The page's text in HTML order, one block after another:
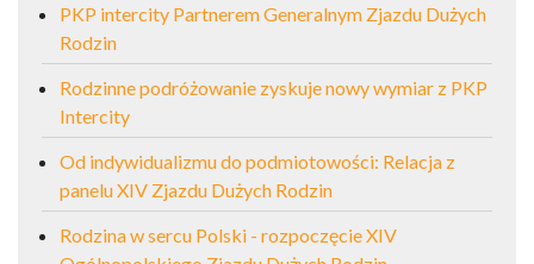
PKP intercity Partnerem Generalnym Zjazdu Dużych
Rodzin
Rodzinne podróżowanie zyskuje nowy wymiar z PKP
Intercity
Od indywidualizmu do podmiotowości: Relacja z
panelu XIV Zjazdu Dużych Rodzin
Rodzina w sercu Polski - rozpoczęcie XIV